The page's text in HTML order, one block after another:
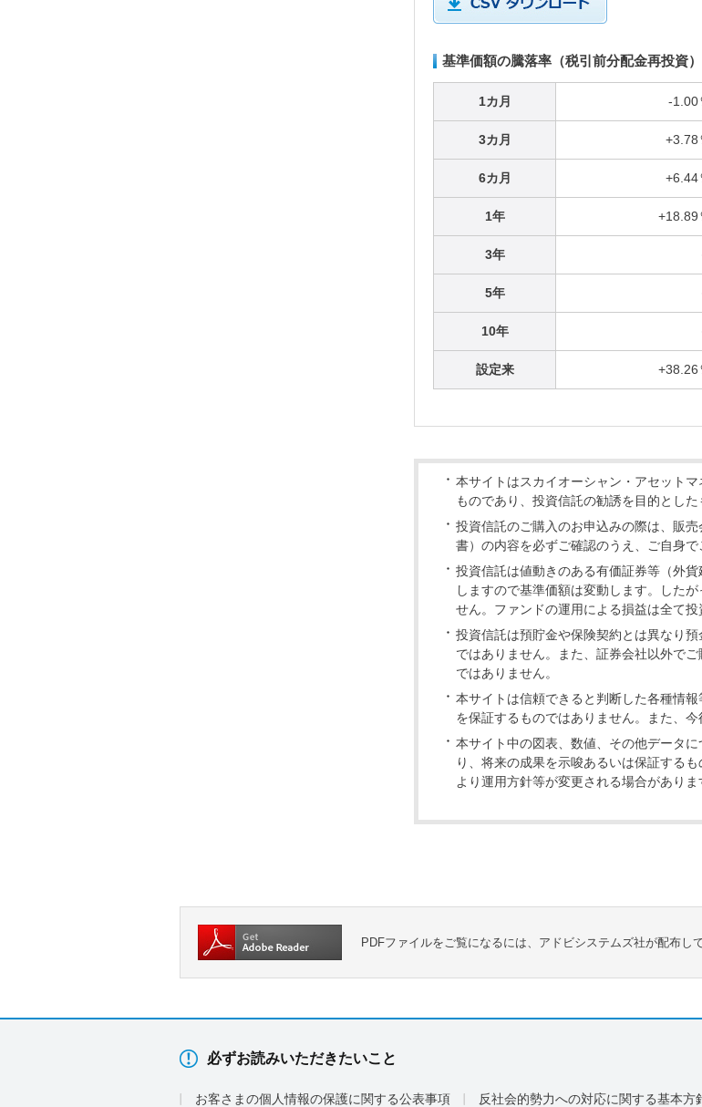
基準価額の騰落率（税引前分配金再投資）
1カ月 -1.00
3カ月 +3.78
6カ月 +6.44
1年 +18.89
3年
5年
10年
設定来 +38.26
本サイトはスカイオーシャン・アセット
ものであり、投資信託の勧誘を目的とした
投資信託のご購入のお申込みの際は、販
書）の内容を必ずご確認のうえ、ご自身で
投資信託は値動きのある有価証券等（外
しますので基準価額は変動します。した
せん。ファンドの運用による損益は全て投
投資信託は預貯金や保険契約とは異なり
ではありません。また、証券会社以外で
ではありません。
本サイトは信頼できると判断した各種情
を保証するものではありません。また、
本サイト中の図表、数値、その他データ
り、将来の成果を示唆あるいは保証する
より運用方針等が変更される場合がありま
PDFファイルをご覧になるには、アドビシステムズ社が配布し
必ずお読みいただきたいこと
お客さまの個人情報の保護に関する公表事項 反社会的勢力への対応に関する基本方